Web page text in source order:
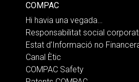
COMPAC
Hi havia una vegada…
Responsabilitat social
Estat d’Informació no
Canal Ètic
COMPAC Safety